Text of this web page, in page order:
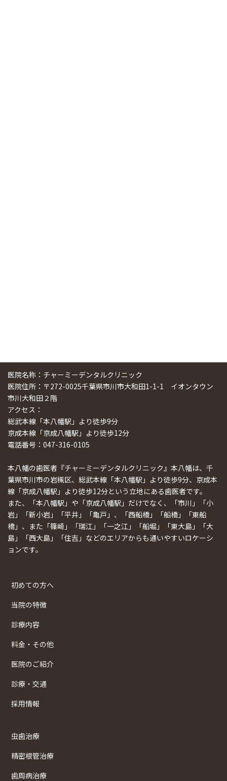
医院名称：チャーミーデンタルクリニック
医院住所：〒272-0025千葉県市川市大和田1-1-1 イオンタウン
市川大和田２階
アクセス：
総武本線「本八幡駅」より徒歩9分
京成本線「京成八幡駅」より徒歩12分
電話番号：047-316-0105
本八幡の歯医者『チャーミーデンタルクリニック』本八幡は、千
葉県市川市の岩槻区、総武本線「本八幡駅」より徒歩9分、京成本
線「京成八幡駅」より徒歩12分という立地にある歯医者です。
また、「本八幡駅」や「京成八幡駅」だけでなく、「市川」「小
岩」「新小岩」「平井」「亀戸」、「西船橋」「船橋」「東船
橋」、また「篠崎」「瑞江」「一之江」「船堀」「東大島」「大
島」「西大島」「住吉」などのエリアからも通いやすいロケーシ
ョンです。
初めての方へ
当院の特徴
診療内容
料金・その他
医院のご紹介
診療・交通
採用情報
虫歯治療
精密根管治療
歯周病治療